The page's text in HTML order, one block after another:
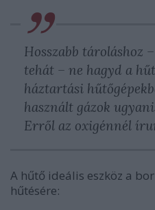
Hosszabb tároláshoz
tehát – ne hagyd a
háztartási
használt gázok
Erről az oxigénnél
A hűtő ideális eszköz a
hűtésére: